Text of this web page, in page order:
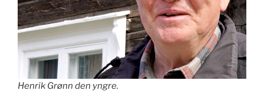
Henrik Grønn den yngre.